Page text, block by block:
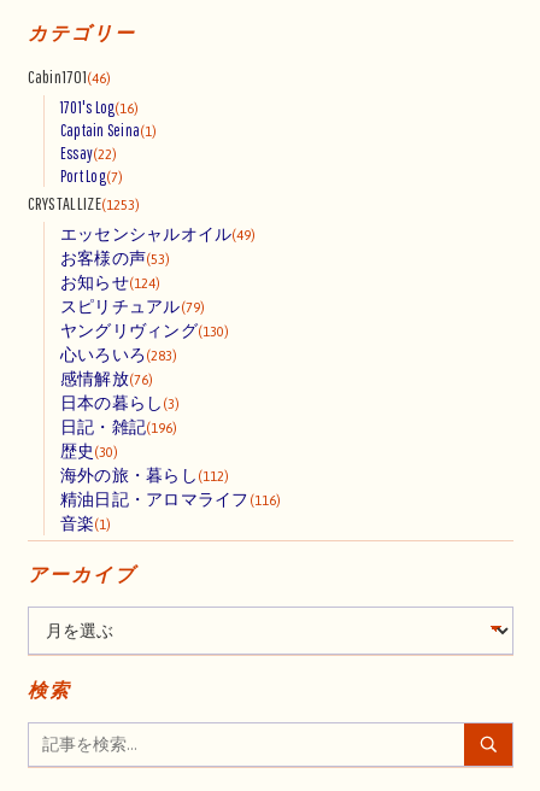
カテゴリー
Cabin1701(46)
1701's Log(16)
Captain Seina(1)
Essay(22)
Port Log(7)
CRYSTALLIZE(1253)
エッセンシャルオイル(49)
お客様の声(53)
お知らせ(124)
スピリチュアル(79)
ヤングリヴィング(130)
心いろいろ (283)
感情解放(76)
日本の暮らし (3)
日記・雑記(196)
歴史 (30)
海外の旅・暮らし (112)
精油日記・アロマライフ (116)
音楽(1)
アーカイブ
検索